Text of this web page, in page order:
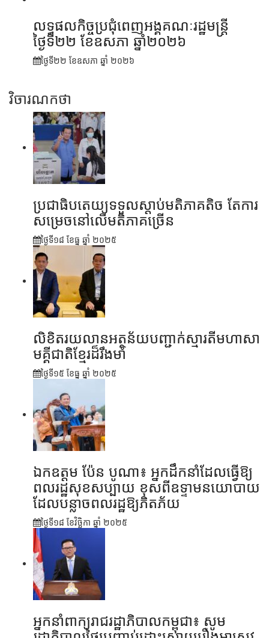
លទ្ធផលកិច្ចប្រជុំពេញអង្គគណៈរដ្ឋមន្រ្តី
ថ្ងៃទី២២ ខែឧសភា ឆ្នាំ២០២៦
ថ្ងៃទី២២ ខែ​ឧសភា ឆ្នាំ ២០២៦
វិចារណកថា
ប្រជាធិបតេយ្យទទួលស្តាប់មតិភាគតិច តែការ
សម្រេចនៅលើមតិភាគច្រើន
ថ្ងៃទី១៨ ខែ​ធ្នូ ឆ្នាំ ២០២៥
លិខិតរយលានអត្ថន័យបញ្ជាក់ស្មារតីមហាសា
មគ្គីជាតិខ្មែរដ៏រឹងមាំ
ថ្ងៃទី១៥ ខែ​ធ្នូ ឆ្នាំ ២០២៥
ឯកឧត្តម ប៉ែន បូណា៖ អ្នកដឹកនាំដែលធ្វើឱ្យ
ពលរដ្ឋសុខសប្បាយ ខុសពីឧទ្ទាមនយោបាយ
ដែលបន្លាចពលរដ្ឋឱ្យភិតភ័យ
ថ្ងៃទី១៨ ខែ​វិច្ឆិកា ឆ្នាំ ២០២៥
អ្នកនាំពាក្យរាជរដ្ឋាភិបាលកម្ពុជា៖ សូម